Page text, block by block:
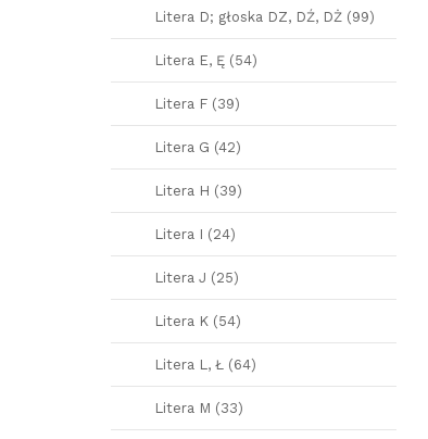
roku - plakietki
Lektury,
"Akademia Pana Kleksa"
- dziennik Adasia
Niezgódki
Litera D; głoska DZ, DŹ, DŻ (99)
Litera E, Ę (54)
Litera F (39)
Litera G (42)
Litera H (39)
Litera I (24)
Litera J (25)
Litera K (54)
Litera L, Ł (64)
Litera M (33)